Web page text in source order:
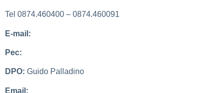
Tel 0874.460400 – 0874.460091
E-mail:
Pec:
DPO: Guido Palladino
Email: